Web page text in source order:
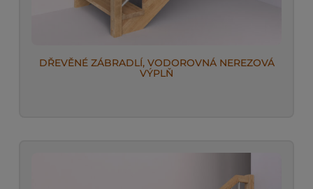
DŘEVĚNÉ ZÁBRADLÍ, VODOROVNÁ NEREZOVÁ
VÝPLŇ